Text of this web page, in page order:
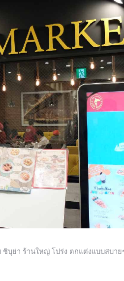
ชิบุย่า ร้านใหญ่ โปร่ง ตกแต่งแบบสบา